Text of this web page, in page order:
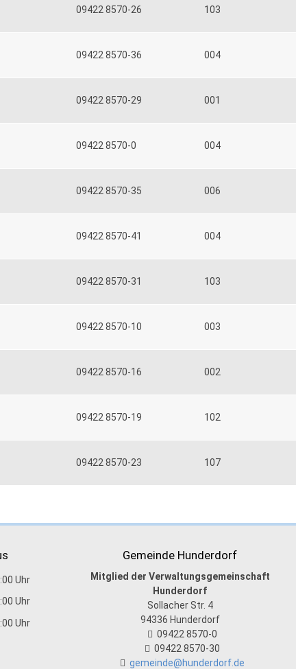
09422 8570-26
103
09422 8570-36
004
09422 8570-29
001
09422 8570-0
004
09422 8570-35
006
09422 8570-41
004
09422 8570-31
103
09422 8570-10
003
09422 8570-16
002
09422 8570-19
102
09422 8570-23
107
Uhr
Uhr
Uhr
Gemeinde Hunderdorf
Mitglied der Verwaltungsgemeinschaft
Hunderdorf
Sollacher Str. 4
94336 Hunderdorf
09422 8570-0
09422 8570-30
gemeinde@hunderdorf.de